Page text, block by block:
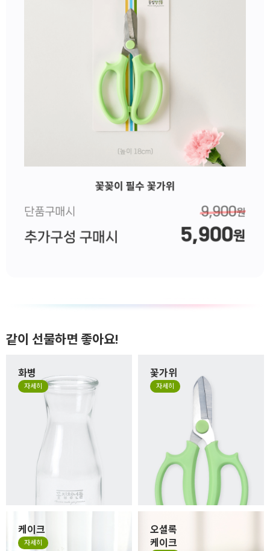
같이 선물하면 좋아요!
화병
자세히
꽃가위
자세히
케이크
자세히
오셜록
케이크